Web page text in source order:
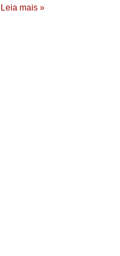
Leia mais »